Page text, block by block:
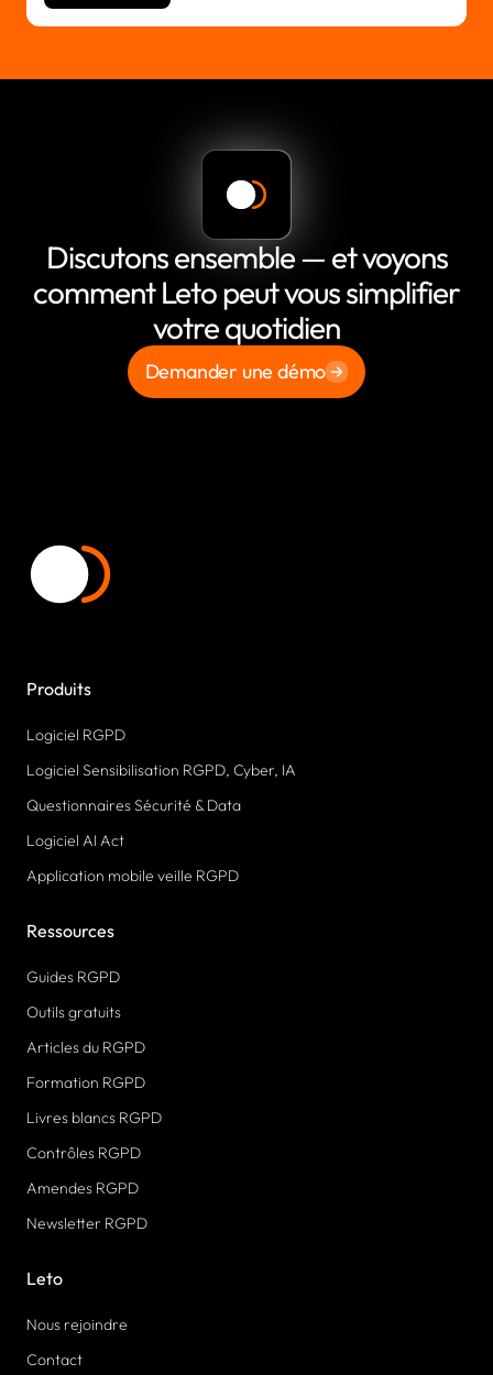
Discutons ensemble — et voyons
comment Leto peut vous simplifier
votre quotidien
Demander une démo
Produits
Logiciel RGPD
Logiciel Sensibilisation RGPD, Cyber, IA
Questionnaires Sécurité & Data
Logiciel AI Act
Application mobile veille RGPD
Ressources
Guides RGPD
Outils gratuits
Articles du RGPD
Formation RGPD
Livres blancs RGPD
Contrôles RGPD
Amendes RGPD
Newsletter RGPD
Leto
Nous rejoindre
Contact